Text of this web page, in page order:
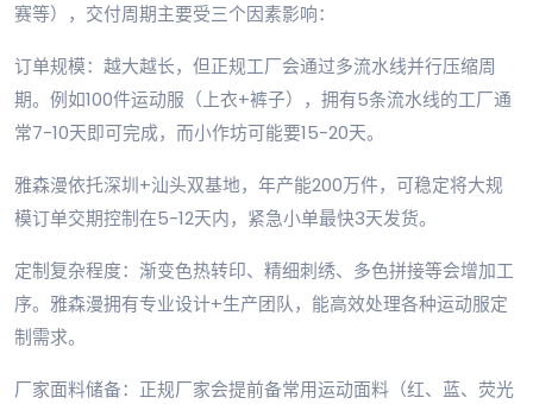
赛等），交付周期主要受三个因素影响：
订单规模：越大越长，但正规工厂会通过多流水线并行压缩周
期。例如100件运动服（上衣+裤子），拥有5条流水线的工厂通
常7-10天即可完成，而小作坊可能要15-20天。
雅森漫依托深圳+汕头双基地，年产能200万件，可稳定将大规
模订单交期控制在5-12天内，紧急小单最快3天发货。
定制复杂程度：渐变色热转印、精细刺绣、多色拼接等会增加工
序。雅森漫拥有专业设计+生产团队，能高效处理各种运动服定
制需求。
厂家面料储备：正规厂家会提前备常用运动面料（红、蓝、荧光